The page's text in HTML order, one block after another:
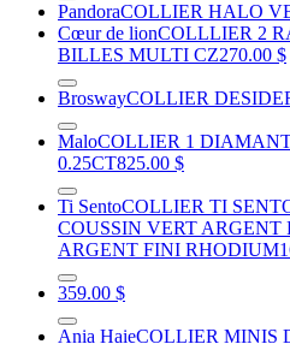
PandoraCOLLIER HALO
Cœur de lionCOLLLIER 2
BILLES MULTI CZ270.00 $
BroswayCOLLIER
MaloCOLLIER 1
0.25CT825.00 $
Ti SentoCOLLIER TI
COUSSIN VERT
ARGENT FINI RHODIUM
359.00 $
Ania HaieCOLLIER MINIS